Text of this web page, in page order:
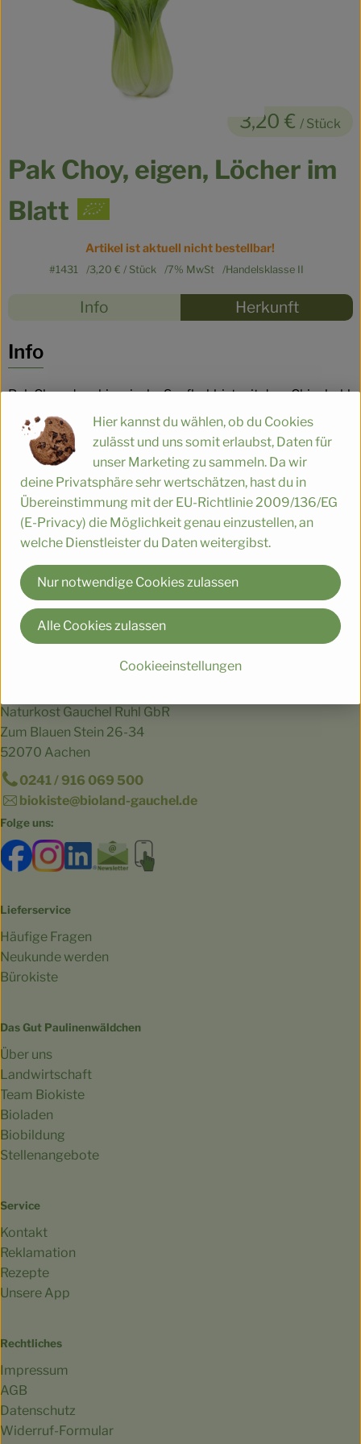
Getränke
Blog
Pak Choy, eigen, Löcher im
Blatt
3,20 € / Stück
Artikel ist aktuell nicht bestellbar!
#1431 3,20 € / Stück 7% MwSt Handelsklasse II
Rezepte
Info Herkunft
Info
Pak Choy, der chinesische Senfkohl, ist mit dem Chinakohl
verwandt.
Er kann roh oder gekocht gegessen werden.
Die Kocheigenschaften ähneln denen von Mangold oder
Spinat.
Produktinformationen
Herkunft
Naturkost Gauchel Ruhl GbR
Zum Blauen Stein 26-34
52070 Aachen
0241 / 916 069 500
biokiste@bioland-gauchel.de
Folge uns:
Externer Link zu https://www.facebook.com/
Externer Link zu https://www.instagram.com/
Externer Link zu https://
Externer Link zu https://
Lieferservice
Häufige Fragen
Neukunde werden
Bürokiste
Das Gut Paulinenwäldchen
Über uns
Landwirtschaft
Team Biokiste
Bioladen
Biobildung
Stellenangebote
Service
Kontakt
Reklamation
Rezepte
Unsere App
Rechtliches
Impressum
AGB
Datenschutz
Widerruf-Formular
Hier kannst du wählen, ob du Cookies
zulässt und uns somit erlaubst, Daten für
unser Marketing zu sammeln. Da wir
deine Privatsphäre sehr wertschätzen, hast du in
Übereinstimmung mit der EU-Richtlinie 2009/136/EG
(E-Privacy) die Möglichkeit genau einzustellen, an
welche Dienstleister du Daten weitergibst.
Cookieeinstellungen
Nur notwendige Cookies zulassen
Alle Cookies zulassen